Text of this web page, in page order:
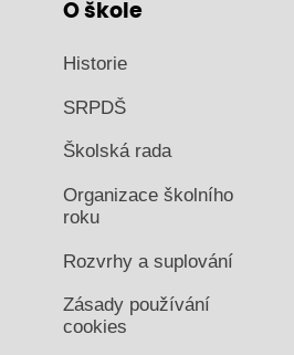
O škole
Historie
SRPDŠ
Školská rada
Organizace školního
roku
Rozvrhy a suplování
Zásady používání
cookies